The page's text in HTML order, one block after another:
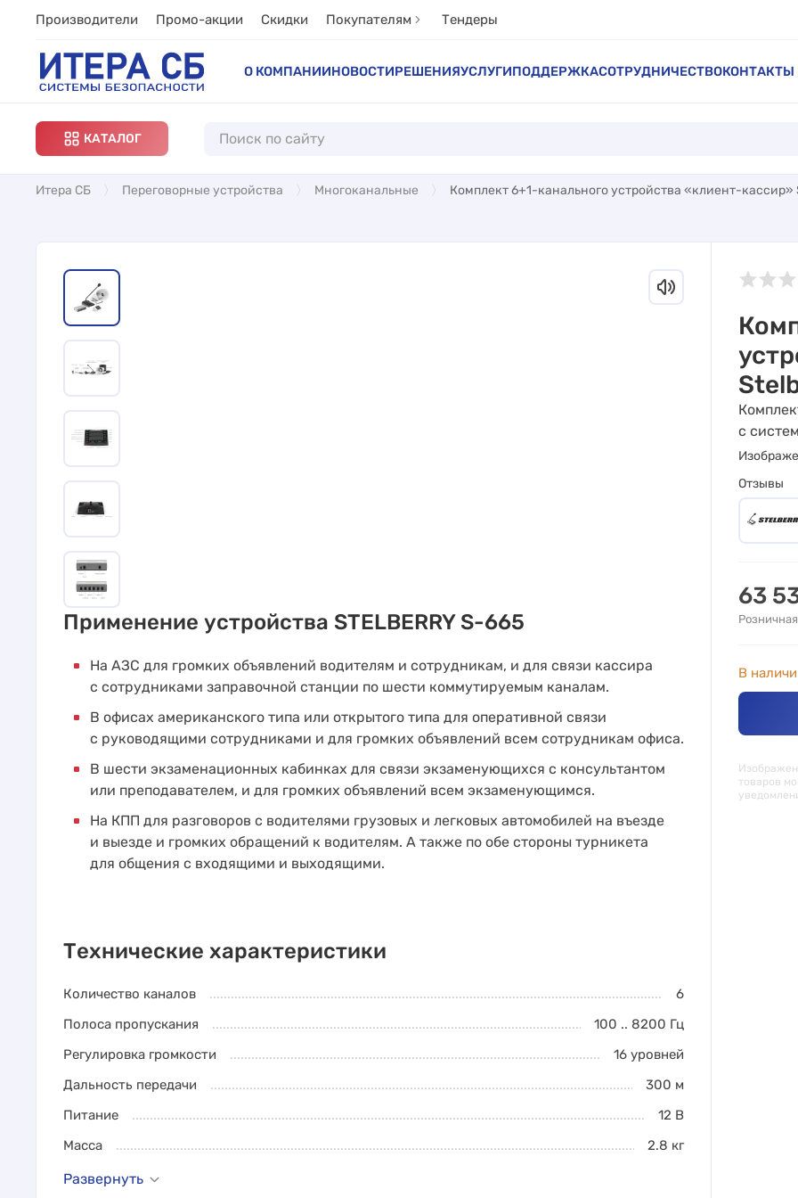
Производители Промо-акции Скидки Покупателям Тендеры
О КОМПАНИИНОВОСТИРЕШЕНИЯУСЛУГИПОДДЕРЖКАСОТРУДНИЧЕСТВОКОНТАКТЫ
КАТАЛОГ
Итера СБ Переговорные устройства Многоканальные Комплект 6+1-канального устройства «клиент-
с
Отзывы
63
В
товаров
Применение устройства STELBERRY S-665
На АЗС для громких объявлений водителям и сотрудникам, и для связи кассира
с сотрудниками заправочной станции по шести коммутируемым каналам.
В офисах американского типа или открытого типа для оперативной связи
с руководящими сотрудниками и для громких объявлений всем сотрудникам офиса.
В шести экзаменационных кабинках для связи экзаменующихся с консультантом
или преподавателем, и для громких объявлений всем экзаменующимся.
На КПП для разговоров с водителями грузовых и легковых автомобилей на въезде
и выезде и громких обращений к водителям. А также по обе стороны турникета
для общения с входящими и выходящими.
Технические характеристики
Количество каналов
6
Полоса пропускания
100 .. 8200 Гц
Регулировка громкости
16 уровней
Дальность передачи
300 м
Питание
12 В
Масса
2.8 кг
Развернуть